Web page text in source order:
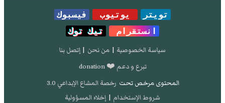
تويتر يوتيوب
فيسبوك
انستقرام
تيك توك
سياسة الخصوصية | من نحن | إتصل بنا
تبرع و دعم ❤️ donation
المحتوى مرخص تحت رخصة المشاع الإبداعي 3.0
شروط الإستخدام | إخلاء المسؤولية